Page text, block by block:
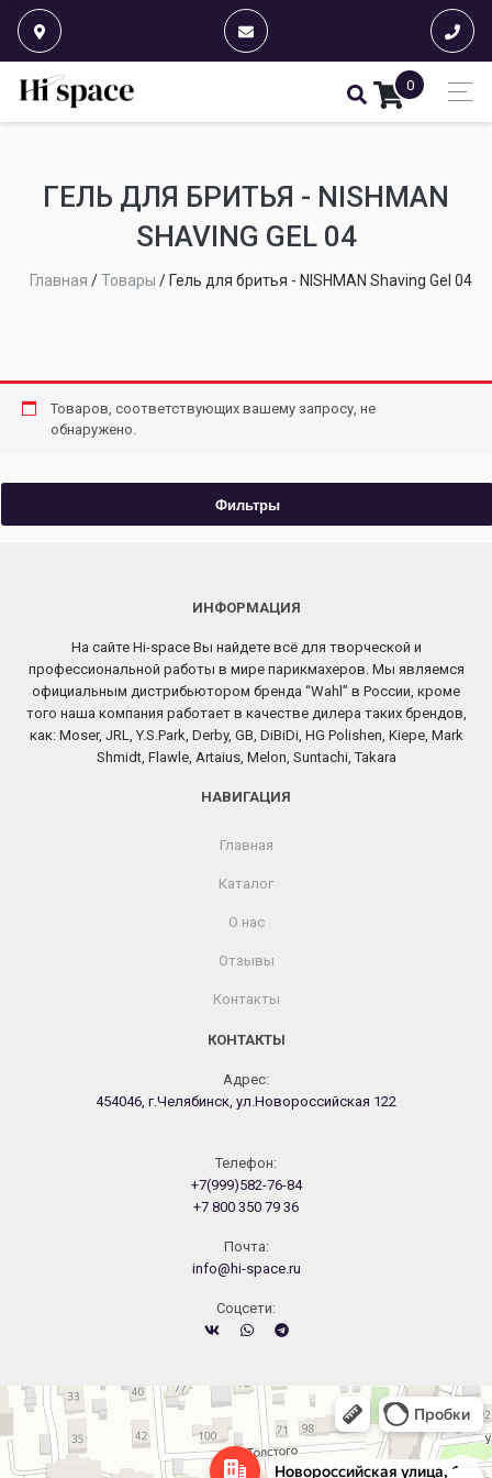
0
ГЕЛЬ ДЛЯ БРИТЬЯ - NISHMAN
SHAVING GEL 04
Главная /Товары / Гель для бритья - NISHMAN Shaving Gel 04
Товаров, соответствующих вашему запросу, не
обнаружено.
Фильтры
ИНФОРМАЦИЯ
На сайте Hi-space Вы найдете всё для творческой и
профессиональной работы в мире парикмахеров. Мы являемся
официальным дистрибьютором бренда “Wahl” в России, кроме
того наша компания работает в качестве дилера таких брендов,
как: Moser, JRL, Y.S.Park, Derby, GB, DiBiDi, HG Polishen, Kiepe, Mark
Shmidt, Flawle, Artaius, Melon, Suntachi, Takara
НАВИГАЦИЯ
Главная
Каталог
О нас
Отзывы
Контакты
КОНТАКТЫ
Адрес:
454046, г.Челябинск, ул.Новороссийская 122
Телефон:
+7(999)582-76-84
+7 800 350 79 36
Почта:
info@hi-space.ru
Cоцсети:
Челябинск
Новороссийская улица, 122 — Яндекс.Карты